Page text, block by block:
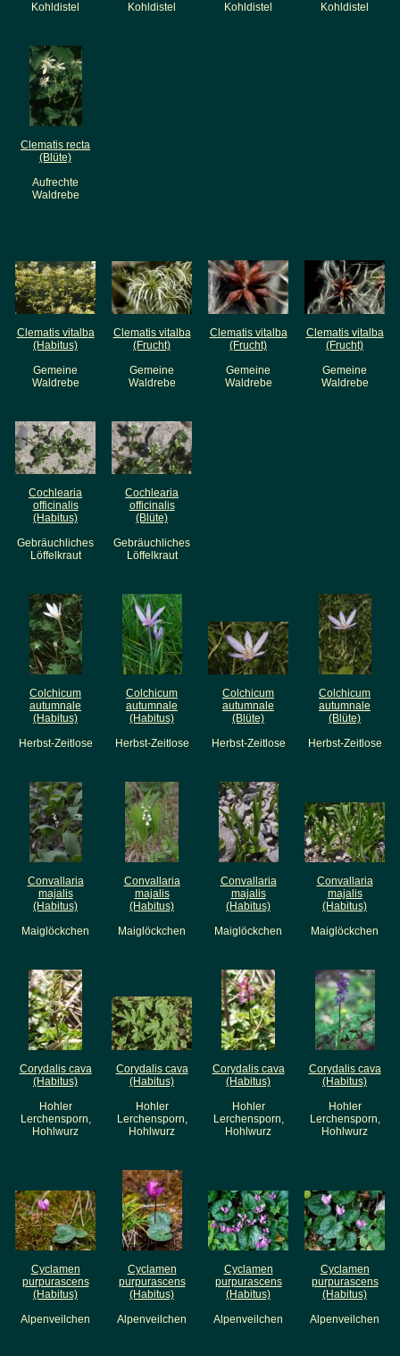
Kohldistel
Kohldistel
Kohldistel
Kohldistel
Clematis recta
(Blüte)
Aufrechte
Waldrebe
Clematis vitalba
(Habitus)
Gemeine
Waldrebe
Clematis vitalba
(Frucht)
Gemeine
Waldrebe
Clematis vitalba
(Frucht)
Gemeine
Waldrebe
Clematis vitalba
(Frucht)
Gemeine
Waldrebe
Cochlearia
officinalis
(Habitus)
Gebräuchliches
Löffelkraut
Cochlearia
officinalis
(Blüte)
Gebräuchliches
Löffelkraut
Colchicum
autumnale
(Habitus)
Herbst-Zeitlose
Colchicum
autumnale
(Habitus)
Herbst-Zeitlose
Colchicum
autumnale
(Blüte)
Herbst-Zeitlose
Colchicum
autumnale
(Blüte)
Herbst-Zeitlose
Convallaria
majalis
(Habitus)
Maiglöckchen
Convallaria
majalis
(Habitus)
Maiglöckchen
Convallaria
majalis
(Habitus)
Maiglöckchen
Convallaria
majalis
(Habitus)
Maiglöckchen
Corydalis cava
(Habitus)
Hohler
Lerchensporn,
Hohlwurz
Corydalis cava
(Habitus)
Hohler
Lerchensporn,
Hohlwurz
Corydalis cava
(Habitus)
Hohler
Lerchensporn,
Hohlwurz
Corydalis cava
(Habitus)
Hohler
Lerchensporn,
Hohlwurz
Cyclamen
purpurascens
(Habitus)
Alpenveilchen
Cyclamen
purpurascens
(Habitus)
Alpenveilchen
Cyclamen
purpurascens
(Habitus)
Alpenveilchen
Cyclamen
purpurascens
(Habitus)
Alpenveilchen